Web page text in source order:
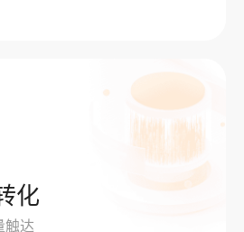
化
触达